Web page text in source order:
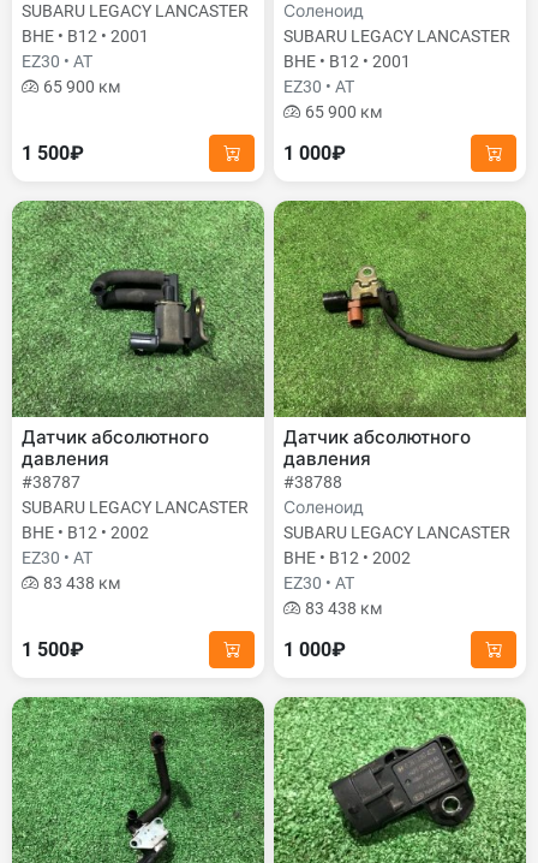
SUBARU LEGACY LANCASTER
BHE • B12 • 2001
EZ30 • AT
65 900 км
1 500₽
Соленоид
SUBARU LEGACY LANCASTER
BHE • B12 • 2001
EZ30 • AT
65 900 км
1 000₽
Датчик абсолютного
давления
#38787
SUBARU LEGACY LANCASTER
BHE • B12 • 2002
EZ30 • AT
83 438 км
1 500₽
Датчик абсолютного
давления
#38788
Соленоид
SUBARU LEGACY LANCASTER
BHE • B12 • 2002
EZ30 • AT
83 438 км
1 000₽